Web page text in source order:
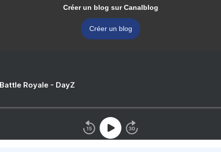
Créer un blog sur Canalblog
Créer un blog
Royale - DayZ